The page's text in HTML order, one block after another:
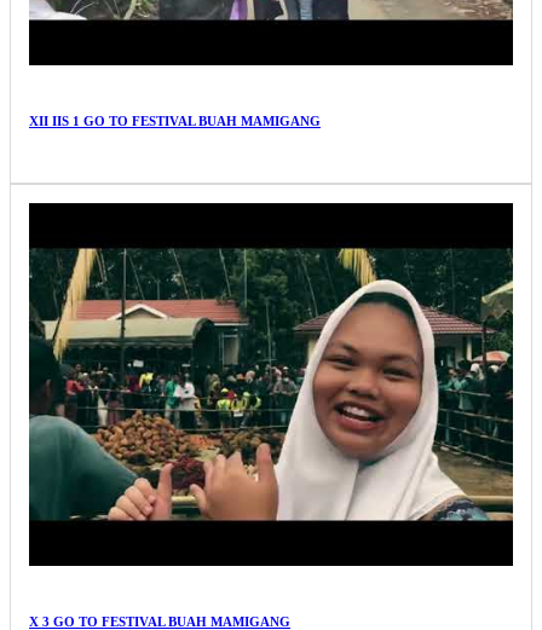
XII IIS 1 GO TO FESTIVAL BUAH MAMIGANG
X 3 GO TO FESTIVAL BUAH MAMIGANG